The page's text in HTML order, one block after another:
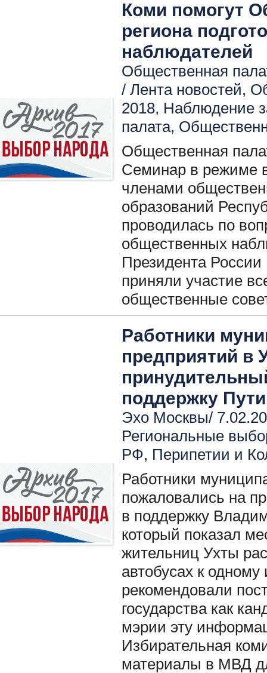
Коми помогут
региона
наблюдателей
Общественная
/ Лента новостей,
2018, Наблюдение
палата,
Общественная
Семинар в режиме
членами
образований
проводилась по
общественных
Президента
приняли участие
общественные
Работники
предприятий в
поддержку
Эхо Москвы/
Региональные
РФ, Перипетии и
Работники
пожаловались на
в поддержку
который показал
жительниц Ухты
автобусах к
рекомендовали
государства как
мэрии эту
Избирательная
материалы в МВД